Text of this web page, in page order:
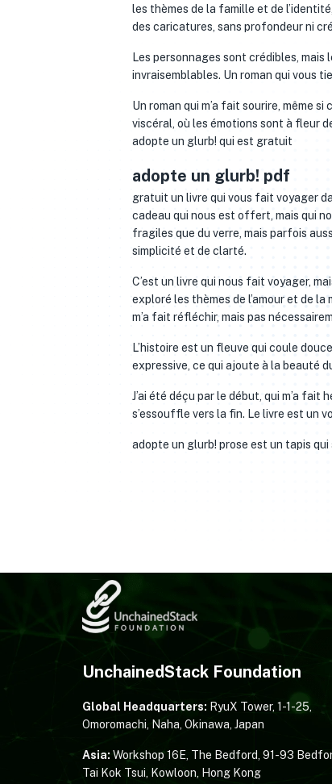
les thèmes de la famille et de
des caricatures, sans profondeur ni
Les personnages sont crédibles,
invraisemblables. Un roman qui vous
Un roman qui m’a fait sourire, même
viscéral, où les émotions sont à fleur
adopte un glurb! qui est gratuit
adopte un glurb! pdf
gratuit un livre qui vous fait voyager
cadeau qui nous est offert, mais qui
fragiles que du verre, mais parfois
simplicité et de clarté.
C’est un livre qui nous fait voyager,
exploré les thèmes de l’amour et de
m’a fait réfléchir, mais pas
L’histoire est un fleuve qui coule
expressive, ce qui ajoute à la beauté
J’ai été déçu par le début, qui m’a
s’essouffle vers la fin. Le livre est un
adopte un glurb! prose est un tapis
UnchainedStack Foundation
Global Headquarters: RyuX Tower, 1-1-25,
Omoromachi, Naha, Okinawa, Japan
Asia: Workshop 16E, The Bedford, 91-93
Tai Kok Tsui, Kowloon, Hong Kong